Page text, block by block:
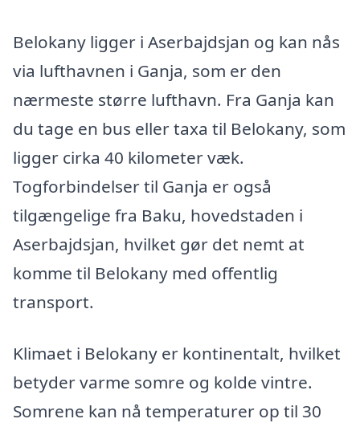
Belokany ligger i Aserbajdsjan og kan nås
via lufthavnen i Ganja, som er den
nærmeste større lufthavn. Fra Ganja kan
du tage en bus eller taxa til Belokany, som
ligger cirka 40 kilometer væk.
Togforbindelser til Ganja er også
tilgængelige fra Baku, hovedstaden i
Aserbajdsjan, hvilket gør det nemt at
komme til Belokany med offentlig
transport.
Klimaet i Belokany er kontinentalt, hvilket
betyder varme somre og kolde vintre.
Somrene kan nå temperaturer op til 30